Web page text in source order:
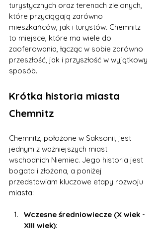
turystycznych oraz terenach zielonych,
które przyciągają zarówno
mieszkańców, jak i turystów. Chemnitz
to miejsce, które ma wiele do
zaoferowania, łącząc w sobie zarówno
przeszłość, jak i przyszłość w wyjątkowy
sposób.
Krótka historia miasta
Chemnitz
Chemnitz, położone w Saksonii, jest
jednym z ważniejszych miast
wschodnich Niemiec. Jego historia jest
bogata i złożona, a poniżej
przedstawiam kluczowe etapy rozwoju
miasta:
Wczesne średniowiecze (X wiek -
XIII wiek):